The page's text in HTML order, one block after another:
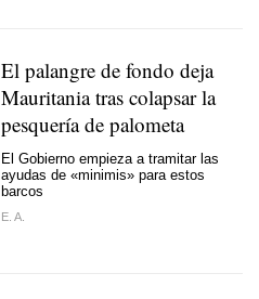
El palangre de fondo deja
Mauritania tras colapsar la
pesquería de palometa
El Gobierno empieza a tramitar las
ayudas de «minimis» para estos
barcos
E. A.